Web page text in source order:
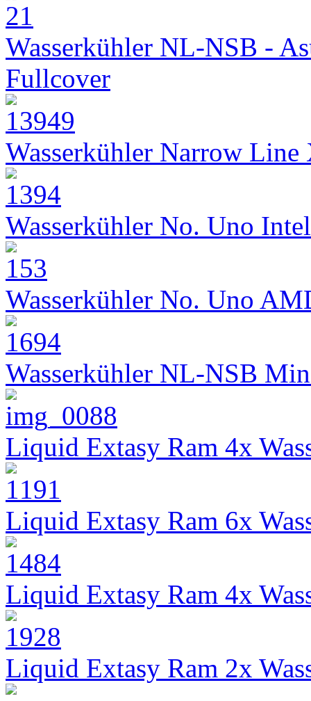
Wasserkühler NL-NSB -
Fullcover
Wasserkühler Narrow
Wasserkühler No. Uno Intel
Wasserkühler No. Uno
Wasserkühler NL-NSB
Liquid Extasy Ram 4x
Liquid Extasy Ram 6x
Liquid Extasy Ram 4x
Liquid Extasy Ram 2x